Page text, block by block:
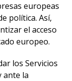
europeas
política. Así,
el acceso
europeo.
los Servicios
ante la